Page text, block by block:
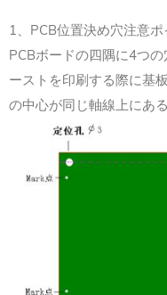
1、PCB位置決め穴注意ポ
PCBボードの四隅に4つ
ーストを印刷する際に基
の中心が同じ軸線上にあ